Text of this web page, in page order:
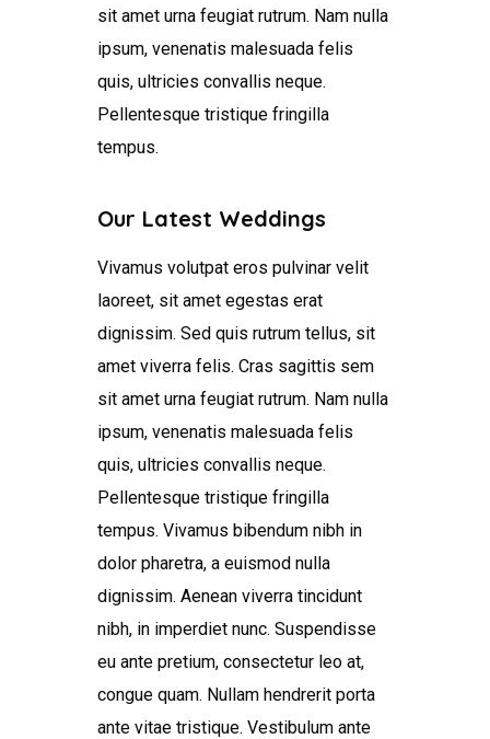
sit amet urna feugiat rutrum. Nam nulla
ipsum, venenatis malesuada felis
quis, ultricies convallis neque.
Pellentesque tristique fringilla
tempus.
Our Latest Weddings
Vivamus volutpat eros pulvinar velit
laoreet, sit amet egestas erat
dignissim. Sed quis rutrum tellus, sit
amet viverra felis. Cras sagittis sem
sit amet urna feugiat rutrum. Nam nulla
ipsum, venenatis malesuada felis
quis, ultricies convallis neque.
Pellentesque tristique fringilla
tempus. Vivamus bibendum nibh in
dolor pharetra, a euismod nulla
dignissim. Aenean viverra tincidunt
nibh, in imperdiet nunc. Suspendisse
eu ante pretium, consectetur leo at,
congue quam. Nullam hendrerit porta
ante vitae tristique. Vestibulum ante